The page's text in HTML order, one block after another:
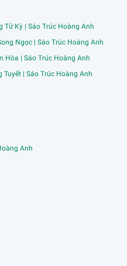
Kỳ | Sáo Trúc Hoàng Anh
Ngọc | Sáo Trúc Hoàng Anh
Hòa | Sáo Trúc Hoàng Anh
Tuyết | Sáo Trúc Hoàng Anh
Anh